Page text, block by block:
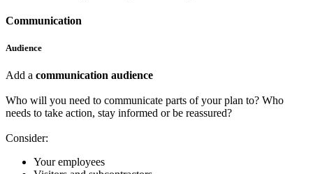
Communication
Audience
Add a communication audience
Who will you need to communicate parts of your plan to? Who
needs to take action, stay informed or be reassured?
Consider:
Your employees